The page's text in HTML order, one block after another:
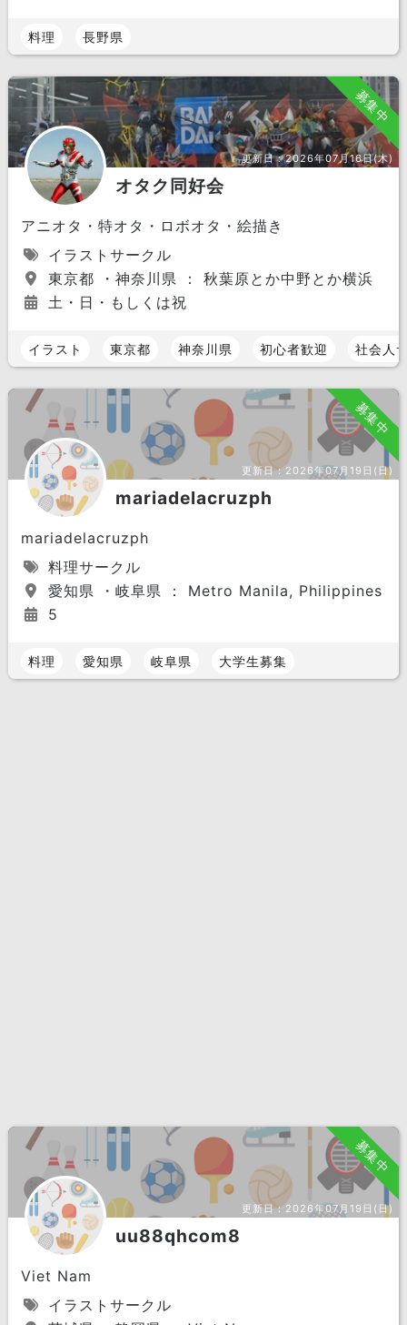
鹿児島県 沖縄県
料理 長野県
募集中
更新日：2026年07月16日(木)
オタク同好会
アニオタ・特オタ・ロボオタ・絵描き
イラストサークル
東京都 ・神奈川県 ： 秋葉原とか中野とか横浜
土・日・もしくは祝
イラスト 東京都 神奈川県 初心者歓迎 社会人
募集中
更新日： 2026年07月19日(日)
mariadelacruzph
mariadelacruzph
料理サークル
愛知県 ・岐阜県 ： Metro Manila, Philippines
5
料理 愛知県 岐阜県 大学生募集
募集中
更新日： 2026年07月19日(日)
uu88qhcom8
Viet Nam
イラストサークル